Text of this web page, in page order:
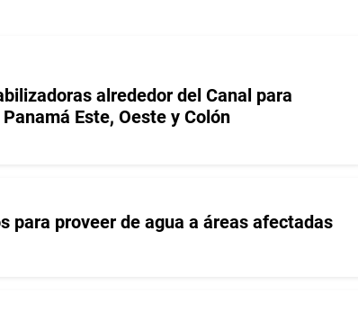
alrededor del Canal para
Este, Oeste y Colón
para proveer de agua a áreas afectadas